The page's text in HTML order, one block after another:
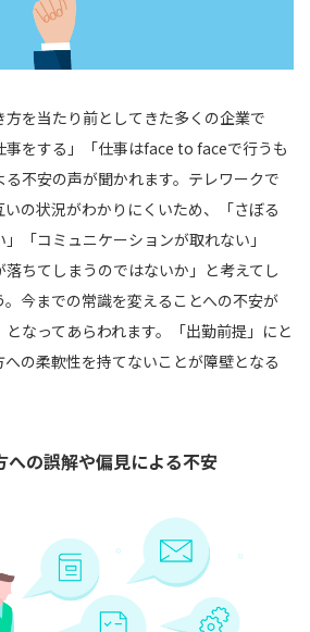
方を当たり前としてきた多くの企業で
事をする」「仕事はface to faceで行うも
不安の声が聞かれます。テレワークで
の状況がわかりにくいため、「さぼる
「コミュニケーションが取れない」
落ちてしまうのではないか」と考えてし
今までの常識を変えることへの不安が
となってあらわれます。「出勤前提」にと
の柔軟性を持てないことが障壁となる
への誤解や偏見による不安